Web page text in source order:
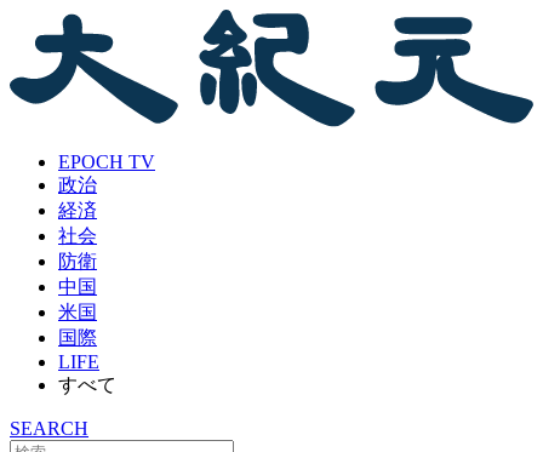
EPOCH TV
政治
経済
社会
防衛
中国
米国
国際
LIFE
すべて
SEARCH